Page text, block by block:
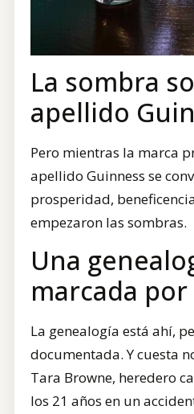
La sombra
apellido
Pero mientras la marca
apellido Guinness se
prosperidad,
empezaron las sombras.
Una
marcada
La genealogía está ahí,
documentada. Y cuesta
Tara Browne, heredero
los 21 años en un